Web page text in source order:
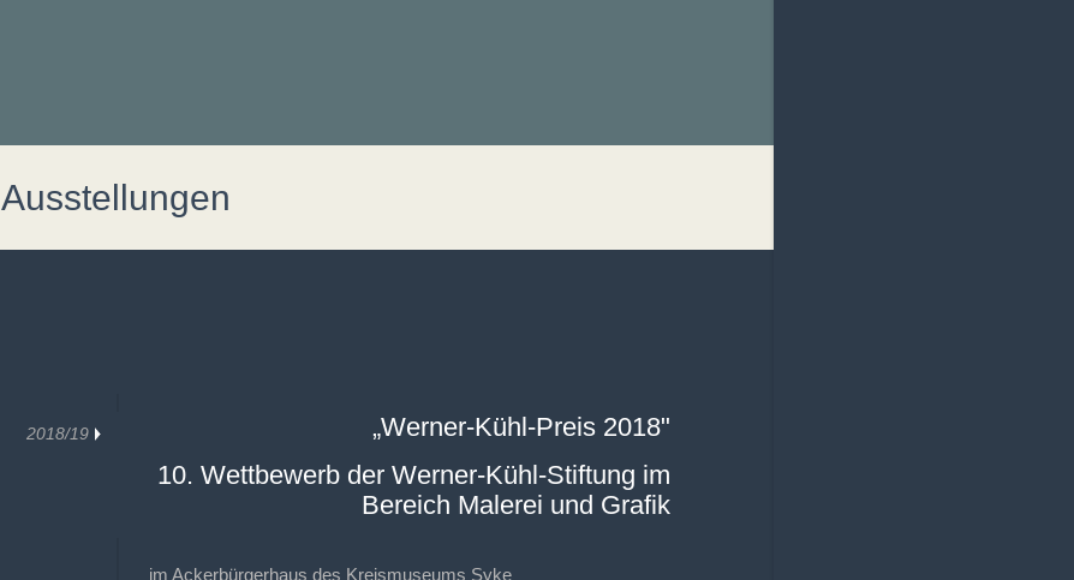
Ausstellungen
2018/19
„Werner-Kühl-Preis 2018"
10. Wettbewerb der Werner-Kühl-Stiftung im
Bereich Malerei und Grafik
im Ackerbürgerhaus des Kreismuseums Syke